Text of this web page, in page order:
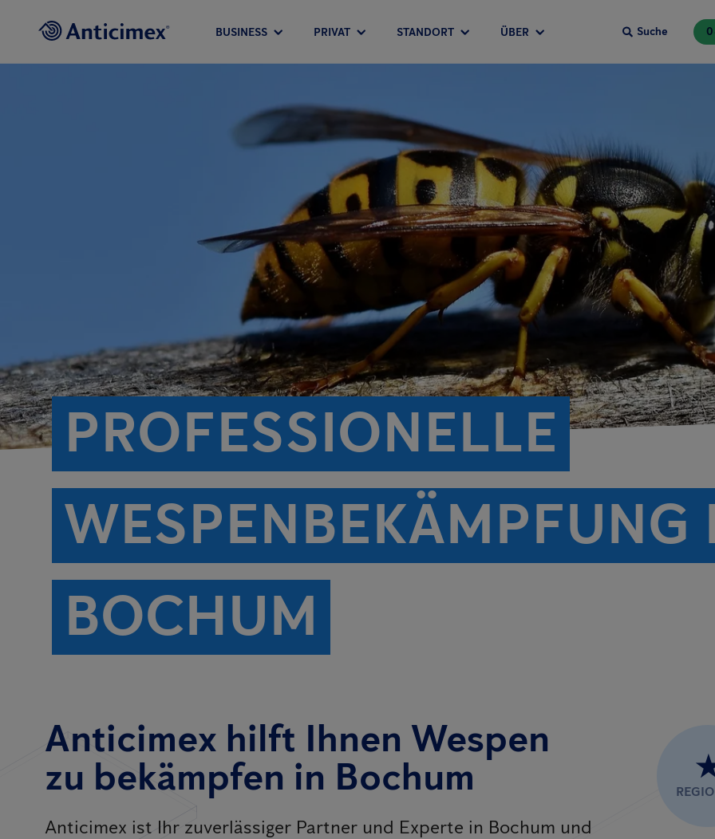
BUSINESS PRIVAT STANDORT ÜBER Suche
PROFESSIONELLE
WESPENBEKÄMPFUNG
BOCHUM
Anticimex hilft Ihnen Wespen
zu bekämpfen in Bochum
Anticimex ist Ihr zuverlässiger Partner und Experte in Bochum und